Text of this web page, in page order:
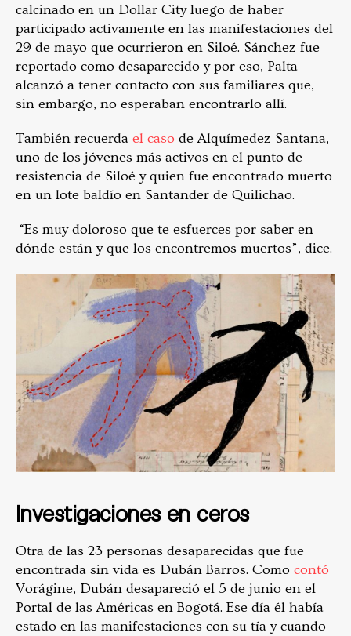
calcinado en un Dollar City luego de haber
participado activamente en las manifestaciones del
29 de mayo que ocurrieron en Siloé. Sánchez fue
reportado como desaparecido y por eso, Palta
alcanzó a tener contacto con sus familiares que,
sin embargo, no esperaban encontrarlo allí.
También recuerda el caso de Alquímedez Santana,
uno de los jóvenes más activos en el punto de
resistencia de Siloé y quien fue encontrado muerto
en un lote baldío en Santander de Quilichao.
“Es muy doloroso que te esfuerces por saber en
dónde están y que los encontremos muertos”, dice.
Investigaciones en ceros
Otra de las 23 personas desaparecidas que fue
encontrada sin vida es Dubán Barros. Como contó
Vorágine, Dubán desapareció el 5 de junio en el
Portal de las Américas en Bogotá. Ese día él había
estado en las manifestaciones con su tía y cuando